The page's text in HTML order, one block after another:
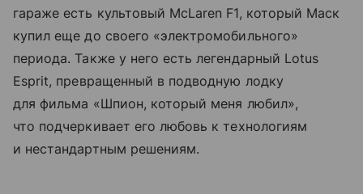
гараже есть культовый McLaren F1, который Маск
купил еще до своего «электромобильного»
периода. Также у него есть легендарный Lotus
Esprit, превращенный в подводную лодку
для фильма «Шпион, который меня любил»,
что подчеркивает его любовь к технологиям
и нестандартным решениям.